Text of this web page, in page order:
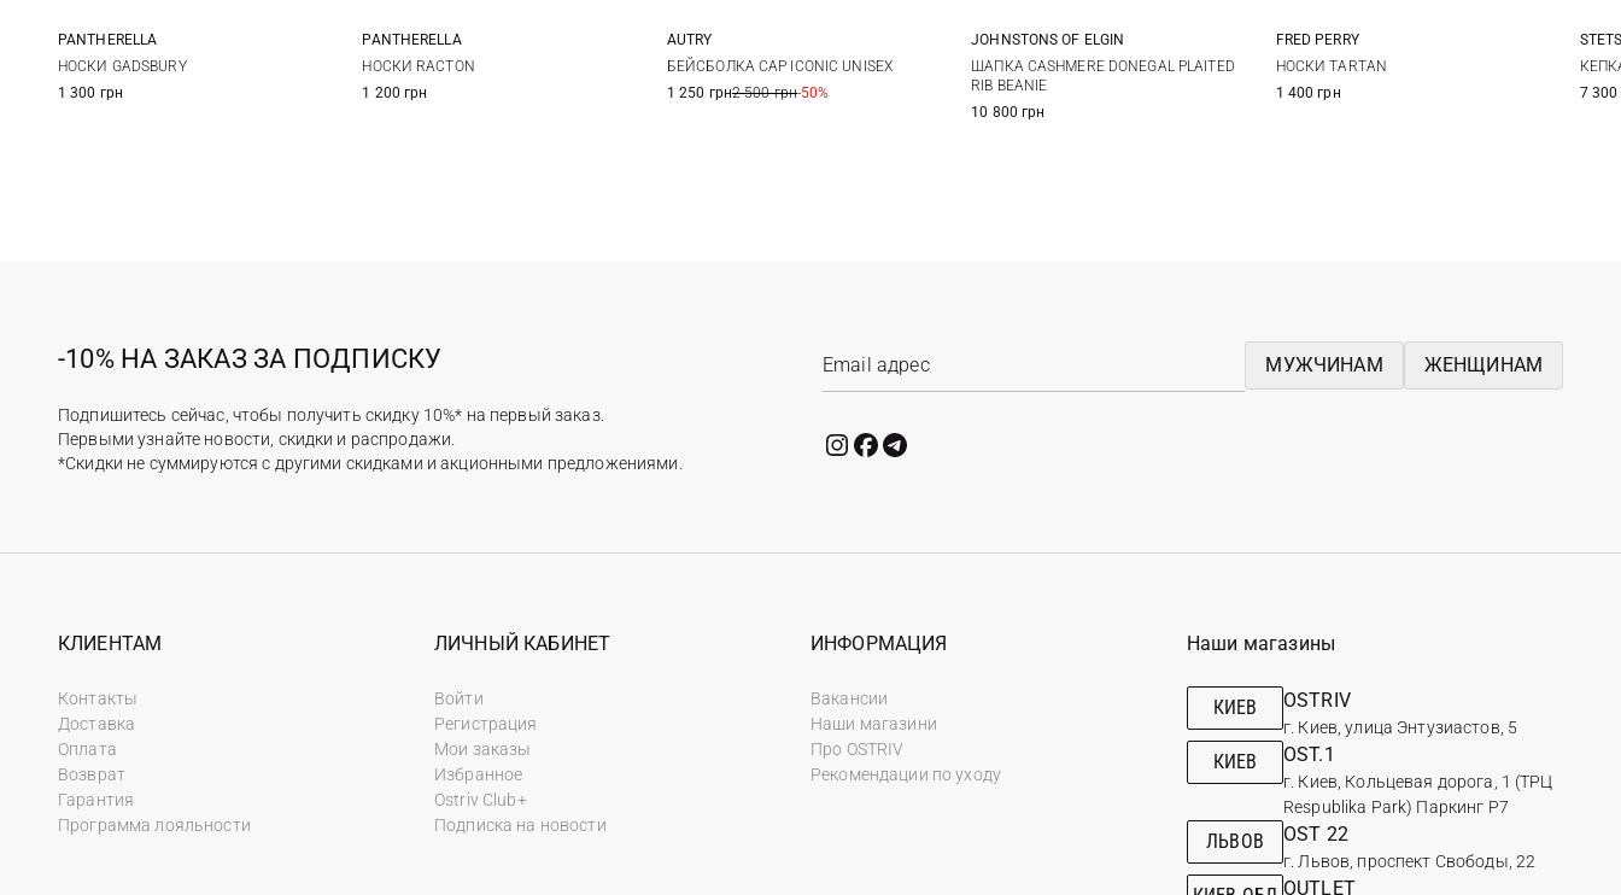
M
PANTHERELLA
НОСКИ GADSBURY
1 300 грн
M
PANTHERELLA
НОСКИ RACTON
1 200 грн
One size
AUTRY
БЕЙСБОЛКА CAP ICONIC UNISEX
1 250 грн2 500 грн-50%
One size
JOHNSTONS OF ELGIN
ШАПКА CASHMERE DONEGAL PLAITED
RIB BEANIE
10 800 грн
6/8 9/11
FRED PERRY
НОСКИ TARTAN
1 400 грн
7 300
-10% НА ЗАКАЗ ЗА ПОДПИСКУ
Подпишитесь сейчас, чтобы получить скидку 10%* на первый заказ.
Первыми узнайте новости, скидки и распродажи.
*Скидки не суммируются с другими скидками и акционными предложениями.
МУЖЧИНАМ ЖЕНЩИНАМ
КЛИЕНТАМ
Контакты
Доставка
Оплата
Возврат
Гарантия
Программа лояльности
ЛИЧНЫЙ КАБИНЕТ
Войти
Регистрация
Мои заказы
Избранное
Ostriv Club+
Подписка на новости
ИНФОРМАЦИЯ
Вакансии
Наши магазини
Про OSTRIV
Рекомендации по уходу
Наши магазины
КИЕВ OSTRIV
г. Киев, улица Энтузиастов, 5
КИЕВ OST.1
г. Киев, Кольцевая дорога, 1 (ТРЦ
Respublika Park) Паркинг Р7
ЛЬВОВ OST 22
г. Львов, проспект Свободы, 22
OUTLET